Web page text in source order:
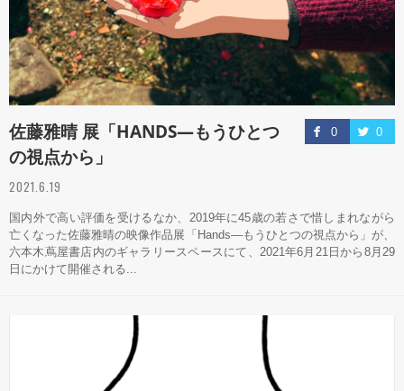
0 0
佐藤雅晴 展「HANDS—もうひとつ
の視点から」
2021.6.19
国内外で高い評価を受けるなか、2019年に45歳の若さで惜しまれながら
亡くなった佐藤雅晴の映像作品展「Hands—もうひとつの視点から」が、
六本木蔦屋書店内のギャラリースペースにて、2021年6月21日から8月29
日にかけて開催される...